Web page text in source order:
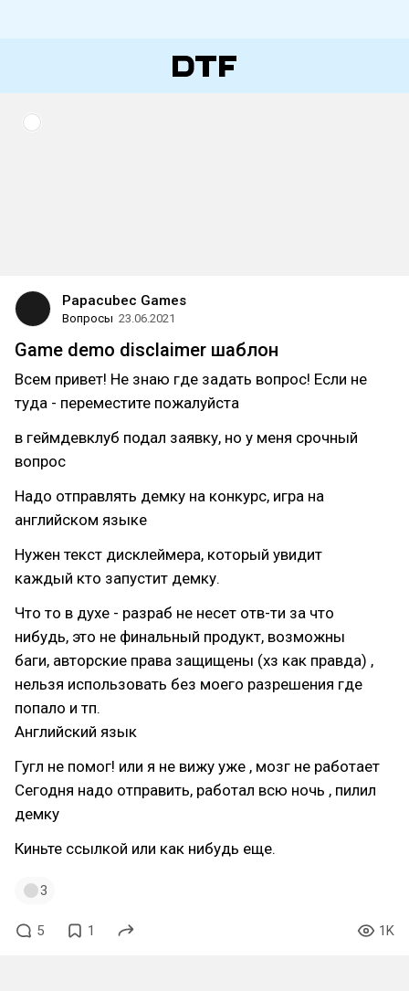
Papacubec Games
Вопросы 23.06.2021
Game demo disclaimer шаблон
Всем привет! Не знаю где задать вопрос! Если не
туда - переместите пожалуйста
в геймдевклуб подал заявку, но у меня срочный
вопрос
Надо отправлять демку на конкурс, игра на
английском языке
Нужен текст дисклеймера, который увидит
каждый кто запустит демку.
Что то в духе - разраб не несет отв-ти за что
нибудь, это не финальный продукт, возможны
баги, авторские права защищены (хз как правда) ,
нельзя использовать без моего разрешения где
попало и тп.
Английский язык
Гугл не помог! или я не вижу уже , мозг не работает
Сегодня надо отправить, работал всю ночь , пилил
демку
Киньте ссылкой или как нибудь еще.
3
5 1 1K